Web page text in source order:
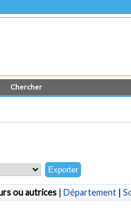
Chercher
ou autrices| Département|